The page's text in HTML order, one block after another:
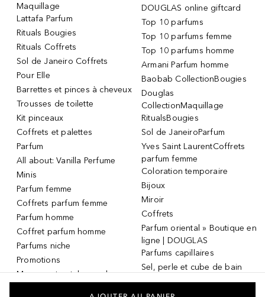
Maquillage
Lattafa Parfum
Rituals Bougies
Rituals Coffrets
Sol de Janeiro Coffrets
Pour Elle
Barrettes et pinces à cheveux
Trousses de toilette
Kit pinceaux
Coffrets et palettes
Parfum
All about: Vanilla Perfume
Minis
Parfum femme
Coffrets parfum femme
Parfum homme
Coffret parfum homme
Parfums niche
Promotions
Masque et patch pour les
DOUGLAS online giftcard
Top 10 parfums
Top 10 parfums femme
Top 10 parfums homme
Armani Parfum homme
Baobab CollectionBougies
Douglas
CollectionMaquillage
RitualsBougies
Sol de JaneiroParfum
Yves Saint LaurentCoffrets
parfum femme
Coloration temporaire
Bijoux
Miroir
Coffrets
Parfum oriental » Boutique en
ligne | DOUGLAS
Parfums capillaires
Sel, perle et cube de bain
Dermaroller